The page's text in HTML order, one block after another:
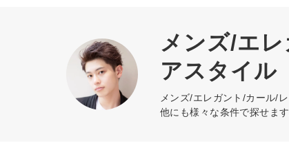
メンズ/エ
アスタイル
メンズ/エレガント/カール/
他にも様々な条件で探せます